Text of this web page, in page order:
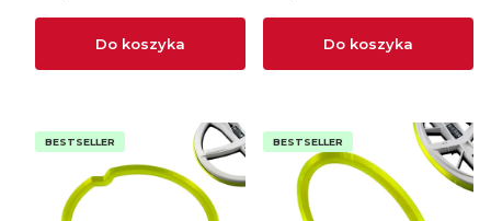
Do koszyka Do koszyka
BESTSELLER BESTSELLER